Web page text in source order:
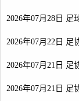
2026年07月28日 足
2026年07月22日 足
2026年07月21日 足
2026年07月21日 足